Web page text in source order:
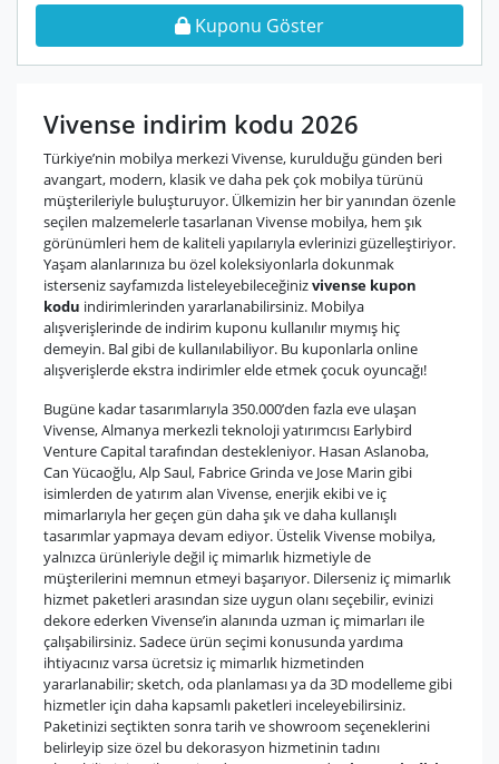
Kuponu Göster
Vivense indirim kodu 2026
Türkiye’nin mobilya merkezi Vivense, kurulduğu günden beri
avangart, modern, klasik ve daha pek çok mobilya türünü
müşterileriyle buluşturuyor. Ülkemizin her bir yanından özenle
seçilen malzemelerle tasarlanan Vivense mobilya, hem şık
görünümleri hem de kaliteli yapılarıyla evlerinizi güzelleştiriyor.
Yaşam alanlarınıza bu özel koleksiyonlarla dokunmak
isterseniz sayfamızda listeleyebileceğinizvivense kupon
kodu indirimlerinden yararlanabilirsiniz. Mobilya
alışverişlerinde de indirim kuponu kullanılır mıymış hiç
demeyin. Bal gibi de kullanılabiliyor. Bu kuponlarla online
alışverişlerde ekstra indirimler elde etmek çocuk oyuncağı!
Bugüne kadar tasarımlarıyla 350.000’den fazla eve ulaşan
Vivense, Almanya merkezli teknoloji yatırımcısı Earlybird
Venture Capital tarafından destekleniyor. Hasan Aslanoba,
Can Yücaoğlu, Alp Saul, Fabrice Grinda ve Jose Marin gibi
isimlerden de yatırım alan Vivense, enerjik ekibi ve iç
mimarlarıyla her geçen gün daha şık ve daha kullanışlı
tasarımlar yapmaya devam ediyor. Üstelik Vivense mobilya,
yalnızca ürünleriyle değil iç mimarlık hizmetiyle de
müşterilerini memnun etmeyi başarıyor. Dilerseniz iç mimarlık
hizmet paketleri arasından size uygun olanı seçebilir, evinizi
dekore ederken Vivense’in alanında uzman iç mimarları ile
çalışabilirsiniz. Sadece ürün seçimi konusunda yardıma
ihtiyacınız varsa ücretsiz iç mimarlık hizmetinden
yararlanabilir; sketch, oda planlaması ya da 3D modelleme gibi
hizmetler için daha kapsamlı paketleri inceleyebilirsiniz.
Paketinizi seçtikten sonra tarih ve showroom seçeneklerini
belirleyip size özel bu dekorasyon hizmetinin tadını